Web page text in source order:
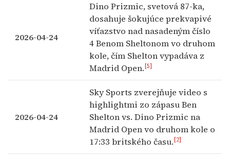
2026-04-24
Dino Prizmic, svetová 87-ka,
dosahuje šokujúce prekvapivé
víťazstvo nad nasadeným číslo
4 Benom Sheltonom vo druhom
kole, čím Shelton vypadáva z
Madrid Open.[5]
2026-04-24
Sky Sports zverejňuje video s
highlightmi zo zápasu Ben
Shelton vs. Dino Prizmic na
Madrid Open vo druhom kole o
17:33 britského času.[2]